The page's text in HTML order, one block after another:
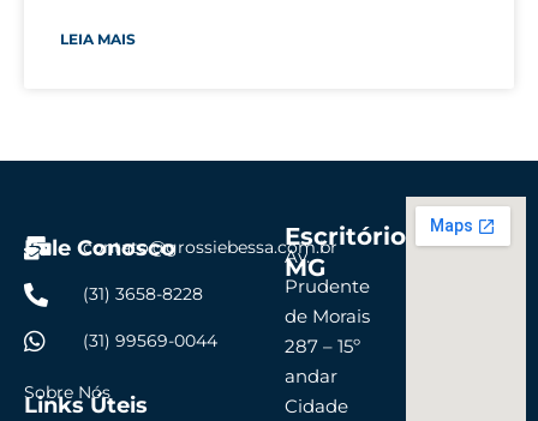
LEIA MAIS
Fale Conosco
contato@grossiebessa.com.br
(31) 3658-8228
(31) 99569-0044
Links Úteis
Sobre Nós
Escritório
MG
Av.
Prudente
de Morais
287 – 15º
andar
Cidade